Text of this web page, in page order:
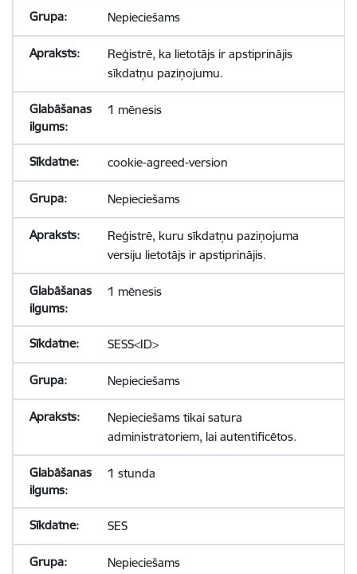
Nepieciešams
Reģistrē, ka lietotājs ir apstiprinājis
sīkdatņu paziņojumu.
1 mēnesis
cookie-agreed-version
Nepieciešams
Reģistrē, kuru sīkdatņu paziņojuma
versiju lietotājs ir apstiprinājis.
1 mēnesis
SESS<ID>
Nepieciešams
Nepieciešams tikai satura
administratoriem, lai autentificētos.
1 stunda
SES
Nepieciešams